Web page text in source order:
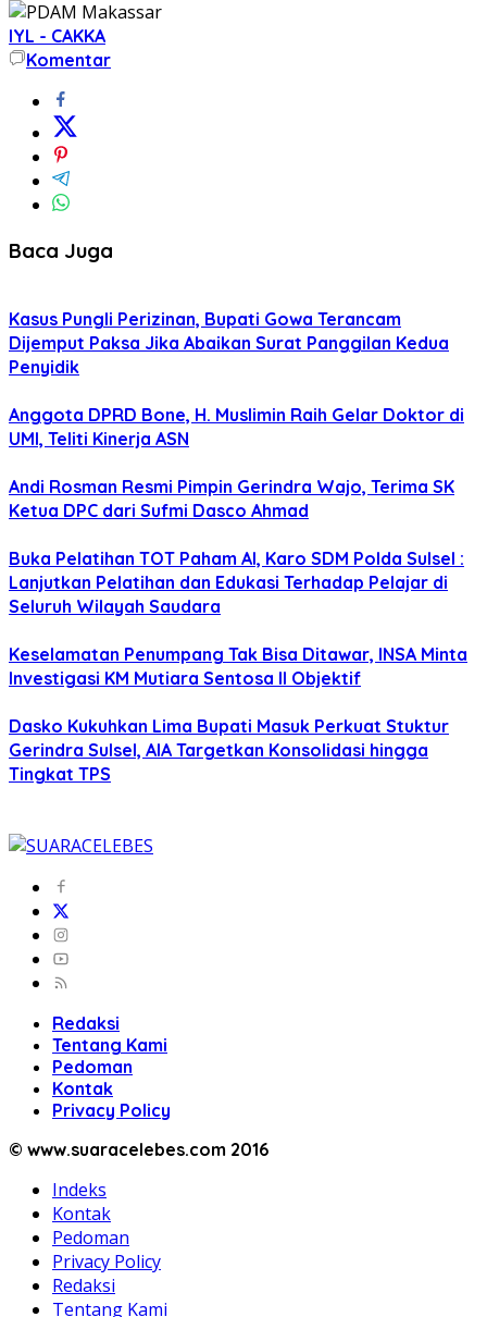
IYL - CAKKA
Komentar
Baca Juga
Kasus Pungli Perizinan, Bupati Gowa Terancam
Dijemput Paksa Jika Abaikan Surat Panggilan Kedua
Penyidik
Anggota DPRD Bone, H. Muslimin Raih Gelar Doktor di
UMI, Teliti Kinerja ASN
Andi Rosman Resmi Pimpin Gerindra Wajo, Terima SK
Ketua DPC dari Sufmi Dasco Ahmad
Buka Pelatihan TOT Paham AI, Karo SDM Polda Sulsel :
Lanjutkan Pelatihan dan Edukasi Terhadap Pelajar di
Seluruh Wilayah Saudara
Keselamatan Penumpang Tak Bisa Ditawar, INSA Minta
Investigasi KM Mutiara Sentosa II Objektif
Dasko Kukuhkan Lima Bupati Masuk Perkuat Stuktur
Gerindra Sulsel, AIA Targetkan Konsolidasi hingga
Tingkat TPS
Redaksi
Tentang Kami
Pedoman
Kontak
Privacy Policy
© www.suaracelebes.com 2016
Indeks
Kontak
Pedoman
Privacy Policy
Redaksi
Tentang Kami